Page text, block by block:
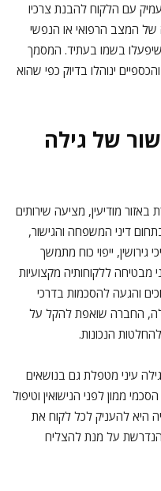
עם הלקוח להבנת צרכיו
של המצב הרפואי או הנפשי
שיפעלו בשמו בעתיד. המסמך
ינוהלו בדיוק כפי שהוא
של גילה
באזור מודיעין, מציעה שירותים
דיני המשפחה והגישור,
ייפוי כוח מתמשך
מבטיחה ללקוחותיה מקצועיות
והגעה להסכמות בדרכי
החברה שואפת להקל על
הנכונות.
עיני מטפלת גם בנושאים
ממון לפני הנישואין וטיפול
היא להעניק לכל לקוח את
על מנת להצליח